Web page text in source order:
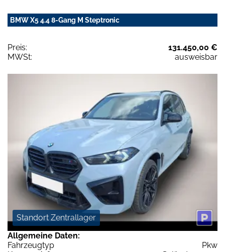
BMW X5 4.4 8-Gang M Steptronic
Preis:
131.450,00 €
MWSt:
ausweisbar
Standort Zentrallager
Allgemeine Daten:
Fahrzeugtyp
Pkw